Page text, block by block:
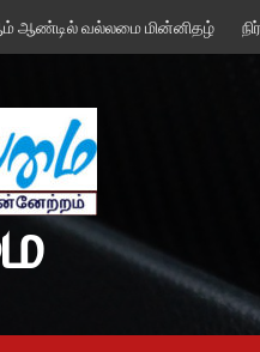
ஆண்டில் வல்லமை மின்னிதழ்